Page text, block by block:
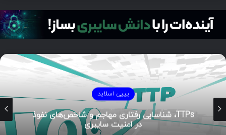
یییی اسلاید
TTPs، شناسایی رفتاری مهاجم و شاخص‌های نفوذ
در امنیت سایبری